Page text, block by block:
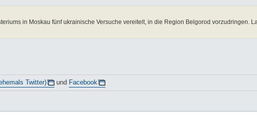
in Moskau fünf ukrainische Versuche vereitelt, in die Region Belgorod vorzudringen.
Twitter) und Facebook